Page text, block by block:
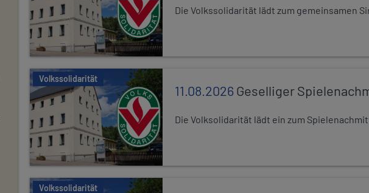
Die Volkssolidarität lädt zum gemeinsamen
Volkssolidarität
11.08.2026Geselliger
Die Volksolidarität lädt ein zum
Volkssolidarität